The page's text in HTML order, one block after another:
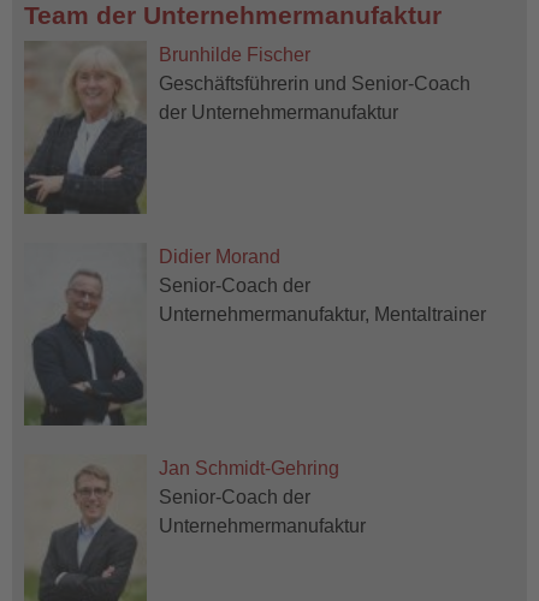
Team der Unternehmermanufaktur
Brunhilde Fischer
Geschäftsführerin und Senior-Coach
der Unternehmermanufaktur
Didier Morand
Senior-Coach der
Unternehmermanufaktur, Mentaltrainer
Jan Schmidt-Gehring
Senior-Coach der
Unternehmermanufaktur